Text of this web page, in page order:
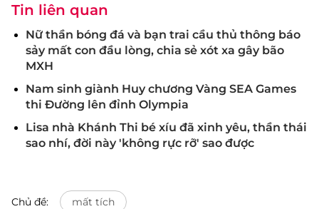
Tin liên quan
Nữ thần bóng đá và bạn trai cầu thủ thông báo
sảy mất con đầu lòng, chia sẻ xót xa gây bão
MXH
Nam sinh giành Huy chương Vàng SEA Games
thi Đường lên đỉnh Olympia
Lisa nhà Khánh Thi bé xíu đã xinh yêu, thần thái
sao nhí, đời này 'không rực rỡ' sao được
Chủ đề: mất tích